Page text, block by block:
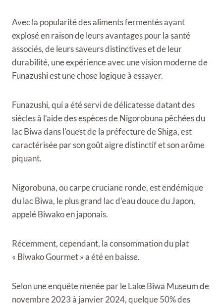
Avec la popularité des aliments fermentés ayant
explosé en raison de leurs avantages pour la santé
associés, de leurs saveurs distinctives et de leur
durabilité, une expérience avec une vision moderne de
Funazushi est une chose logique à essayer.
Funazushi, qui a été servi de délicatesse datant des
siècles à l'aide des espèces de Nigorobuna pêchées du
lac Biwa dans l'ouest de la préfecture de Shiga, est
caractérisée par son goût aigre distinctif et son arôme
piquant.
Nigorobuna, ou carpe cruciane ronde, est endémique
du lac Biwa, le plus grand lac d'eau douce du Japon,
appelé Biwako en japonais.
Récemment, cependant, la consommation du plat
« Biwako Gourmet » a été en baisse.
Selon une enquête menée par le Lake Biwa Museum de
novembre 2023 à janvier 2024, quelque 50% des